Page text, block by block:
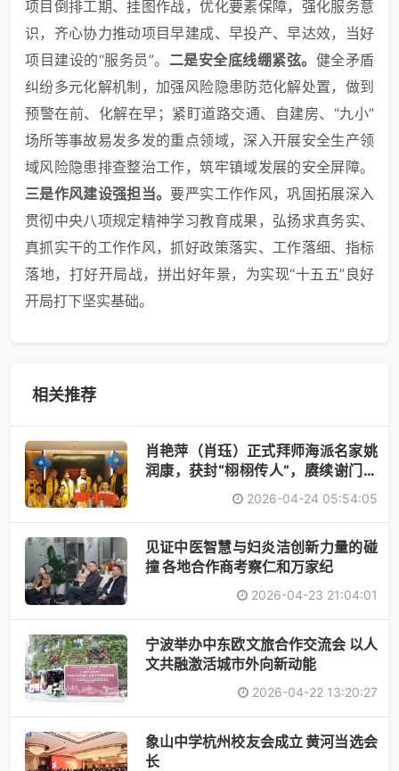
项目倒排工期、挂图作战，优化要素保障，强化服务意
识，齐心协力推动项目早建成、早投产、早达效，当好
项目建设的“服务员”。 二是安全底线绷紧弦。 健全矛盾
纠纷多元化解机制，加强风险隐患防范化解处置，做到
预警在前、化解在早；紧盯道路交通、自建房、“九小”
场所等事故易发多发的重点领域，深入开展安全生产领
域风险隐患排查整治工作，筑牢镇域发展的安全屏障。
三是作风建设强担当。要严实工作作风，巩固拓展深入
贯彻中央八项规定精神学习教育成果，弘扬求真务实、
真抓实干的工作作风，抓好政策落实、工作落细、指标
落地，打好开局战，拼出好年景，为实现“十五五”良好
开局打下坚实基础。
相关推荐
肖艳萍（肖珏）正式拜师海派名家姚
润康，获封“栩栩传人”，赓续谢门艺
2026-04-24 05:54:05
见证中医智慧与妇炎洁创新力量的碰
撞 各地合作商考察仁和万家纪
2026-04-23 21:04:01
宁波举办中东欧文旅合作交流会 以人
文共融激活城市外向新动能
2026-04-22 13:20:27
象山中学杭州校友会成立 黄河当选会
长